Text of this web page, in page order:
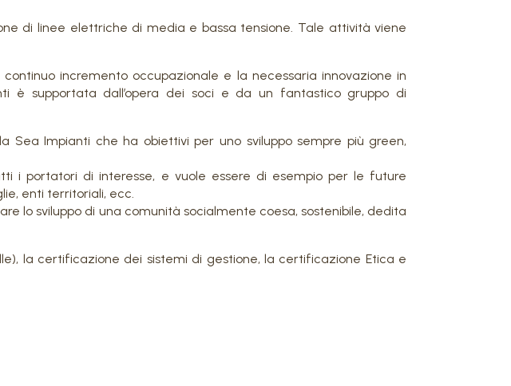
di linee elettriche di media e bassa tensione. Tale attività viene
incremento occupazionale e la necessaria innovazione in
è supportata dall’opera dei soci e da un fantastico gruppo di
Sea Impianti che ha obiettivi per uno sviluppo sempre più green,
i portatori di interesse, e vuole essere di esempio per le future
enti territoriali, ecc.
lo sviluppo di una comunità socialmente coesa, sostenibile, dedita
la certificazione dei sistemi di gestione, la certificazione Etica e